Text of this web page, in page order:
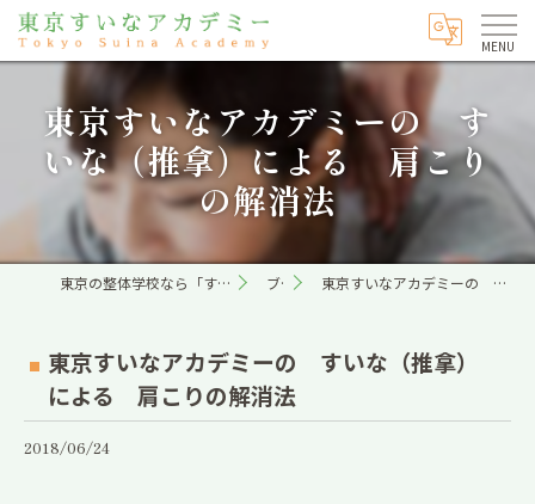
東京すいなアカデミーの す
いな（推拿）による 肩こり
の解消法
東京の整体学校なら「すいな」専門の東京すいなアカデミー ブログ 東京すいなアカデミーの すいな（推拿）による 肩こりの解消法
東京すいなアカデミーの すいな（推拿）
による 肩こりの解消法
2018/06/24